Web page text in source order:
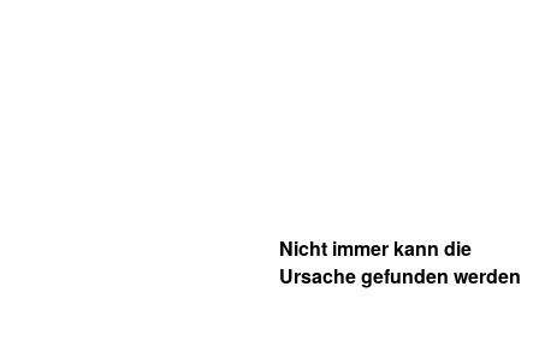
Nicht immer kann die
Ursache gefunden werden